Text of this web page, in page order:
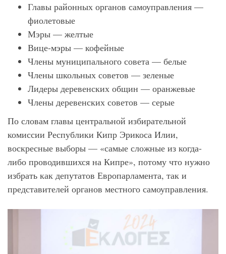
Главы районных органов самоуправления —
фиолетовые
Мэры — желтые
Вице-мэры — кофейные
Члены муниципального совета — белые
Члены школьных советов — зеленые
Лидеры деревенских общин — оранжевые
Члены деревенских советов — серые
По словам главы центральной избирательной
комиссии Республики Кипр Эрикоса Илии,
воскресные выборы — «самые сложные из когда-
либо проводившихся на Кипре», потому что нужно
избрать как депутатов Европарламента, так и
представителей органов местного самоуправления.